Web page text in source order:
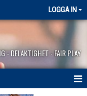
LOGGA IN
- DELAKTIGHET - FAIR PLAY